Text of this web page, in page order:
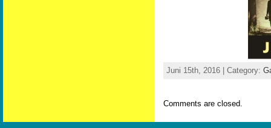
Juni 15th, 2016 | Category:
Comments are closed.